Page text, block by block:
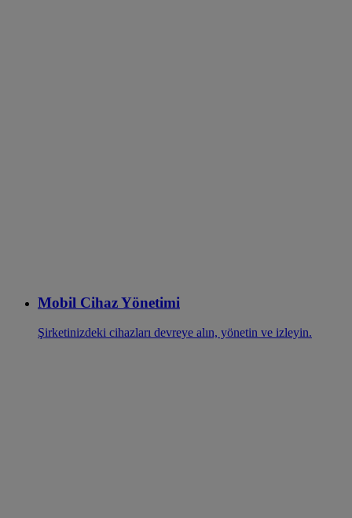
Mobil Cihaz Yönetimi
Şirketinizdeki cihazları devreye alın, yönetin ve izleyin.